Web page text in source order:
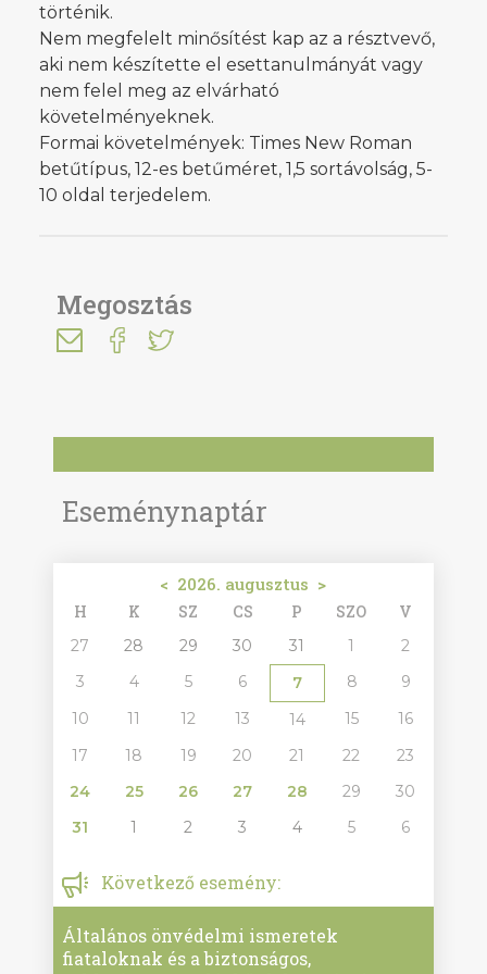
Eseménynaptár
< 2026. augusztus >
H K SZ CS P SZO V
27 28 29 30 31 1
2
3
4 5 6 7 8
9
10
11 12 13 14 15
16
17
18 19 20 21 22
23
24
25 26 27 28 29
30
31
1 2 3 4 5 6
Következő esemény:
Általános önvédelmi ismeretek
fiataloknak és a biztonságos,
történik.
Nem megfelelt minősítést kap az a résztvevő,
aki nem készítette el esettanulmányát vagy
nem felel meg az elvárható
követelményeknek.
Formai követelmények: Times New Roman
betűtípus, 12-es betűméret, 1,5 sortávolság, 5-
10 oldal terjedelem.
Megosztás